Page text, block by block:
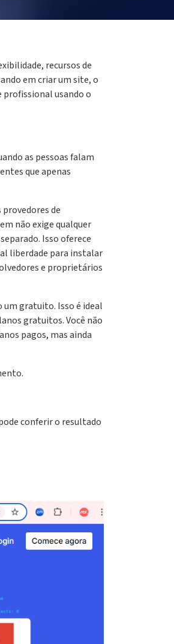
recursos de
em criar um site, o
profissional usando o
as pessoas falam
que apenas
de
não exige qualquer
Isso oferece
liberdade para instalar
e proprietários
um gratuito. Isso é ideal
gratuitos. Você não
pagos, mas ainda
conferir o resultado